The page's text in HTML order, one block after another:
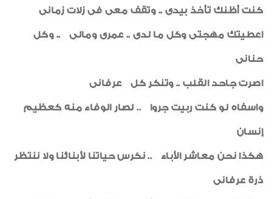
الواحة
صور من العدد
كنت أظنك تأخذ بيدى .. وتقف معى فى زلات زمانى
اعطيتك مهجتى وكل ما لدى .. عمرى ومالى .. وكل
حنانى
اصرت جاحد القلب .. وتنكر كل عرفانى
واسفاه لو كنت ربيت جروا .. لصار الوفاء منه كعظيم
إنسان
هكذا نحن معاشر الأباء .. نكرس حياتنا لأبنائنا ولا ننتظر
ذرة عرفانى